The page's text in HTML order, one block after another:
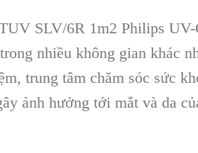
SLV/6R 1m2 Philips
nhiều không gian khác
trung tâm chăm sóc sức
ảnh hưởng tới mắt và da